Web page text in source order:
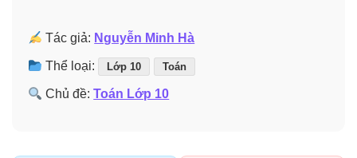
Tác giả: Nguyễn Minh Hà
Thể loại: Lớp 10 Toán
Chủ đề:Toán Lớp 10